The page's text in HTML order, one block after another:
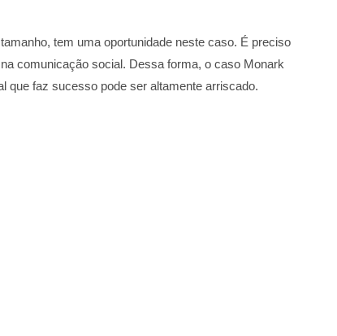
tem uma oportunidade neste caso. É preciso
comunicação social. Dessa forma, o caso Monark
que faz sucesso pode ser altamente arriscado.